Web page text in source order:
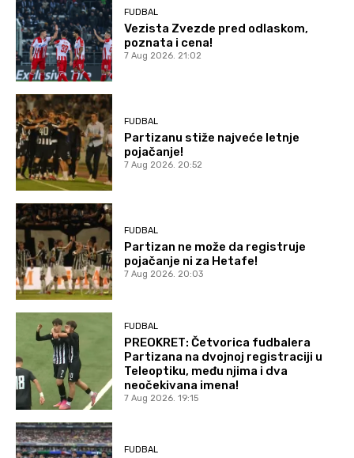
FUDBAL
Vezista Zvezde pred odlaskom,
poznata i cena!
7 Aug 2026. 21:02
FUDBAL
Partizanu stiže najveće letnje
pojačanje!
7 Aug 2026. 20:52
FUDBAL
Partizan ne može da registruje
pojačanje ni za Hetafe!
7 Aug 2026. 20:03
FUDBAL
PREOKRET: Četvorica fudbalera
Partizana na dvojnoj registraciji u
Teleoptiku, među njima i dva
neočekivana imena!
7 Aug 2026. 19:15
FUDBAL